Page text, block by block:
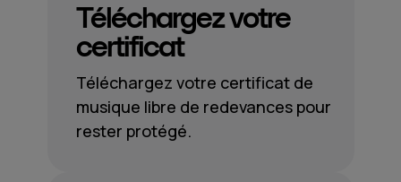
Téléchargez votre
certificat
Téléchargez votre certificat de
musique libre de redevances pour
rester protégé.